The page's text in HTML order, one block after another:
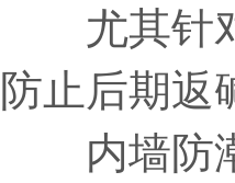
尤其针对
防止后期返
内墙防潮